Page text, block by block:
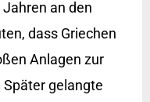
an den
dass Griechen
Anlagen zur
gelangte